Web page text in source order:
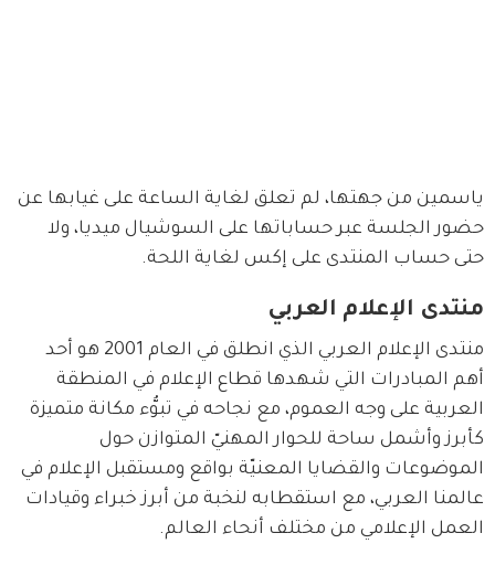
ياسمين من جهتها، لم تعلق لغاية الساعة على غيابها عن
حضور الجلسة عبر حساباتها على السوشيال ميديا، ولا
حتى حساب المنتدى على إكس لغاية اللحة.
منتدى الإعلام العربي
منتدى الإعلام العربي الذي انطلق في العام 2001 هو أحد
أهم المبادرات التي شهدها قطاع الإعلام في المنطقة
العربية على وجه العموم، مع نجاحه في تبوُّء مكانة متميزة
كأبرز وأشمل ساحة للحوار المهنيّ المتوازن حول
الموضوعات والقضايا المعنيّة بواقع ومستقبل الإعلام في
عالمنا العربي، مع استقطابه لنخبة من أبرز خبراء وقيادات
العمل الإعلامي من مختلف أنحاء العالم.